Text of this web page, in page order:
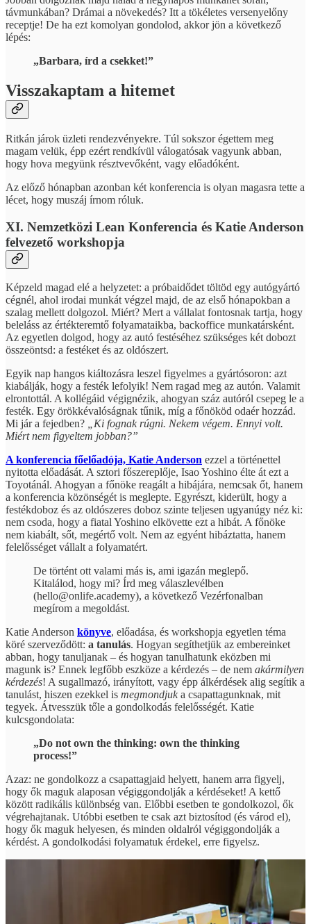
távmunkában? Drámai a növekedés? Itt a tökéletes versenyelőny
receptje! De ha ezt komolyan gondolod, akkor jön a következő
lépés:
„Barbara, írd a csekket!”
Visszakaptam a hitemet
Ritkán járok üzleti rendezvényekre. Túl sokszor égettem meg
magam velük, épp ezért rendkívül válogatósak vagyunk abban,
hogy hova megyünk résztvevőként, vagy előadóként.
Az előző hónapban azonban két konferencia is olyan magasra tette a
lécet, hogy muszáj írnom róluk.
XI. Nemzetközi Lean Konferencia és Katie Anderson
felvezető workshopja
Képzeld magad elé a helyzetet: a próbaidődet töltöd egy autógyártó
cégnél, ahol irodai munkát végzel majd, de az első hónapokban a
szalag mellett dolgozol. Miért? Mert a vállalat fontosnak tartja, hogy
beleláss az értékteremtő folyamataikba, backoffice munkatársként.
Az egyetlen dolgod, hogy az autó festéséhez szükséges két dobozt
összeöntsd: a festéket és az oldószert.
Egyik nap hangos kiáltozásra leszel figyelmes a gyártósoron: azt
kiabálják, hogy a festék lefolyik! Nem ragad meg az autón. Valamit
elrontottál. A kollégáid végignézik, ahogyan száz autóról csepeg le a
festék. Egy örökkévalóságnak tűnik, míg a főnököd odaér hozzád.
Mi jár a fejedben? „Ki fognak rúgni. Nekem végem. Ennyi volt.
Miért nem figyeltem jobban?”
A konferencia főelőadója, Katie Anderson ezzel a történettel
nyitotta előadását. A sztori főszereplője, Isao Yoshino élte át ezt a
Toyotánál. Ahogyan a főnöke reagált a hibájára, nemcsak őt, hanem
a konferencia közönségét is meglepte. Egyrészt, kiderült, hogy a
festékdoboz és az oldószeres doboz szinte teljesen ugyanúgy néz ki:
nem csoda, hogy a fiatal Yoshino elkövette ezt a hibát. A főnöke
nem kiabált, sőt, megértő volt. Nem az egyént hibáztatta, hanem
felelősséget vállalt a folyamatért.
De történt ott valami más is, ami igazán meglepő.
Kitalálod, hogy mi? Írd meg válaszlevélben
(hello@onlife.academy), a következő Vezérfonalban
megírom a megoldást.
Katie Anderson könyve, előadása, és workshopja egyetlen téma
köré szerveződött: a tanulás. Hogyan segíthetjük az embereinket
abban, hogy tanuljanak – és hogyan tanulhatunk eközben mi
magunk is? Ennek legfőbb eszköze a kérdezés – de nem akármilyen
kérdezés! A sugallmazó, irányított, vagy épp álkérdések alig segítik a
tanulást, hiszen ezekkel is megmondjuka csapattagunknak, mit
tegyek. Átvesszük tőle a gondolkodás felelősségét. Katie
kulcsgondolata:
„Do not own the thinking: own the thinking
process!”
Azaz: ne gondolkozz a csapattagjaid helyett, hanem arra figyelj,
hogy ők maguk alaposan végiggondolják a kérdéseket! A kettő
között radikális különbség van. Előbbi esetben te gondolkozol, ők
végrehajtanak. Utóbbi esetben te csak azt biztosítod (és várod el),
hogy ők maguk helyesen, és minden oldalról végiggondolják a
kérdést. A gondolkodási folyamatuk érdekel, erre figyelsz.